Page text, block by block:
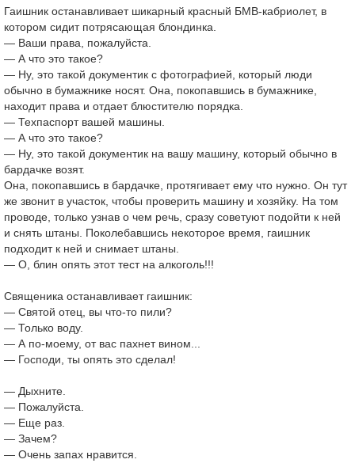
Гаишник останавливает шикарный красный БМВ-кабриолет, в
котором сидит потрясающая блондинка.
— Ваши права, пожалуйста.
— А что это такое?
— Ну, это такой документик с фотографией, который люди
обычно в бумажнике носят. Она, покопавшись в бумажнике,
находит права и отдает блюстителю порядка.
— Техпаспорт вашей машины.
— А что это такое?
— Ну, это такой документик на вашу машину, который обычно в
бардачке возят.
Она, покопавшись в бардачке, протягивает ему что нужно. Он тут
же звонит в участок, чтобы проверить машину и хозяйку. На том
проводе, только узнав о чем речь, сразу советуют подойти к ней
и снять штаны. Поколебавшись некоторое время, гаишник
подходит к ней и снимает штаны.
— О, блин опять этот тест на алкоголь!!!
Священика останавливает гаишник:
— Святой отец, вы что-то пили?
— Только воду.
— А по-моему, от вас пахнет вином...
— Господи, ты опять это сделал!
— Дыхните.
— Пожалуйста.
— Еще раз.
— Зачем?
— Очень запах нравится.